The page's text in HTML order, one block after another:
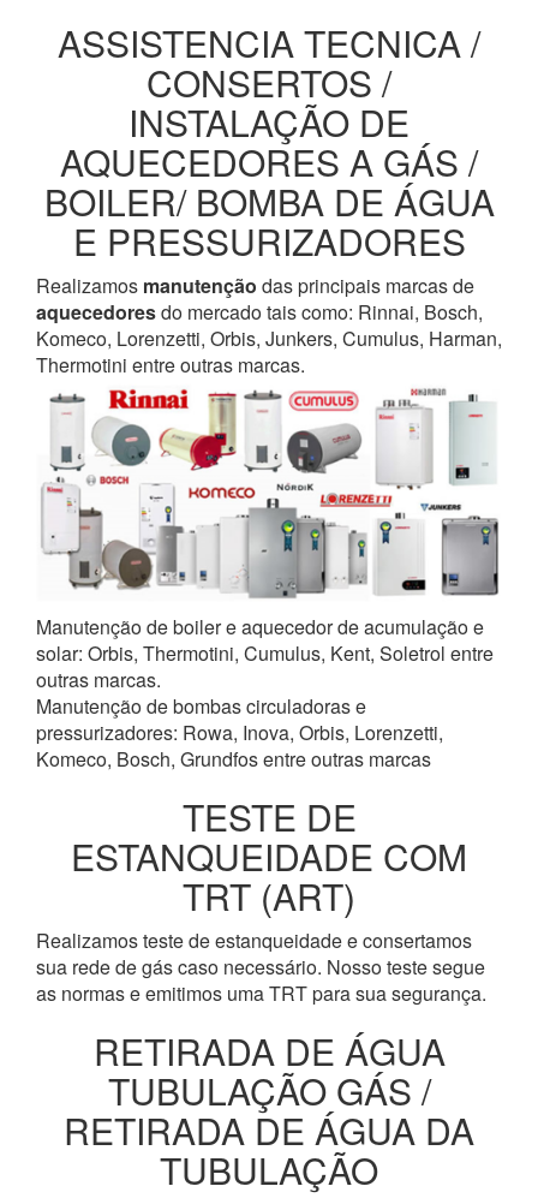
ASSISTENCIA TECNICA /
CONSERTOS /
INSTALAÇÃO DE
AQUECEDORES A GÁS /
BOILER/ BOMBA DE ÁGUA
E PRESSURIZADORES
Realizamos manutenção das principais marcas de
aquecedoresdo mercado tais como: Rinnai, Bosch,
Komeco, Lorenzetti, Orbis, Junkers, Cumulus, Harman,
Thermotini entre outras marcas.
Manutenção de boiler e aquecedor de acumulação e
solar: Orbis, Thermotini, Cumulus, Kent, Soletrol entre
outras marcas.
Manutenção de bombas circuladoras e
pressurizadores: Rowa, Inova, Orbis, Lorenzetti,
Komeco, Bosch, Grundfos entre outras marcas
TESTE DE
ESTANQUEIDADE COM
TRT (ART)
Realizamos teste de estanqueidade e consertamos
sua rede de gás caso necessário. Nosso teste segue
as normas e emitimos uma TRT para sua segurança.
RETIRADA DE ÁGUA
TUBULAÇÃO GÁS /
RETIRADA DE ÁGUA DA
TUBULAÇÃO